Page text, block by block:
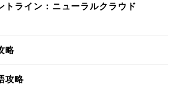
トライン：ニューラルクラウド
略
攻略